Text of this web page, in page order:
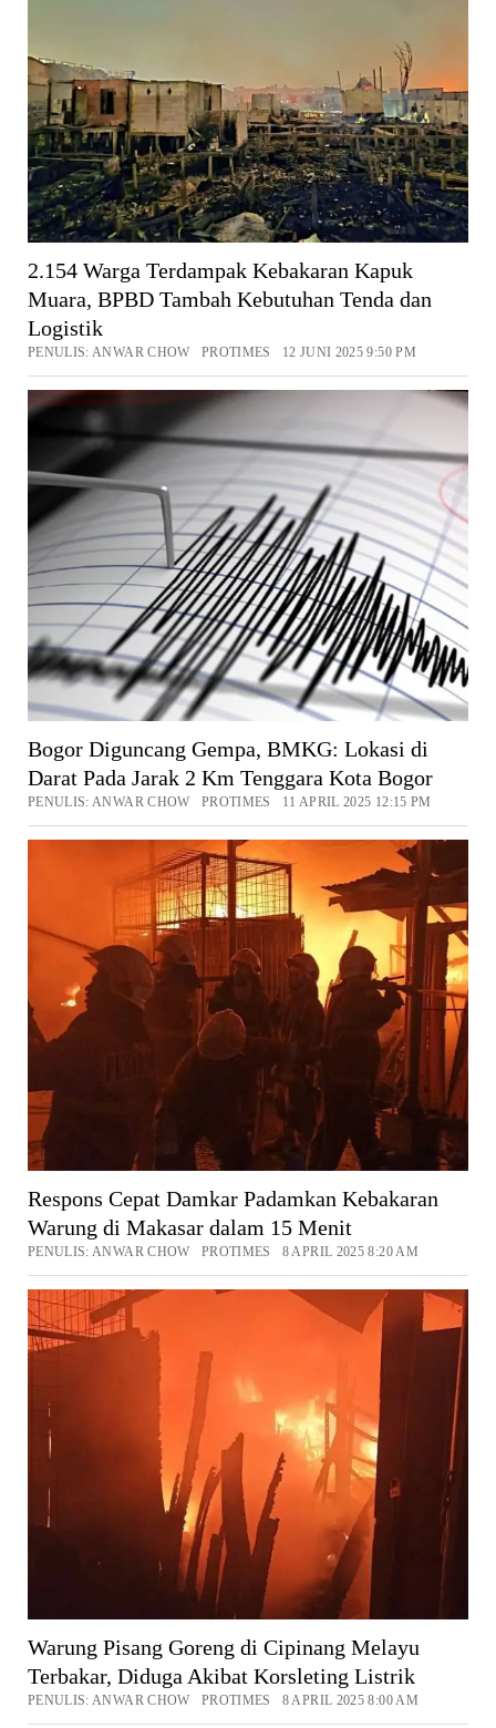
2.154 Warga Terdampak Kebakaran Kapuk
Muara, BPBD Tambah Kebutuhan Tenda dan
Logistik
PENULIS: ANWAR CHOW PROTIMES 12 JUNI 2025 9:50 PM
Bogor Diguncang Gempa, BMKG: Lokasi di
Darat Pada Jarak 2 Km Tenggara Kota Bogor
PENULIS: ANWAR CHOW PROTIMES 11 APRIL 2025 12:15 PM
Respons Cepat Damkar Padamkan Kebakaran
Warung di Makasar dalam 15 Menit
PENULIS: ANWAR CHOW PROTIMES 8 APRIL 2025 8:20 AM
Warung Pisang Goreng di Cipinang Melayu
Terbakar, Diduga Akibat Korsleting Listrik
PENULIS: ANWAR CHOW PROTIMES 8 APRIL 2025 8:00 AM